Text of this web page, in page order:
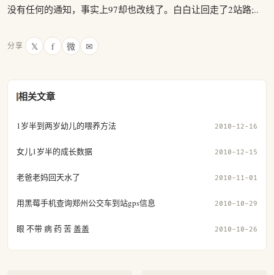
没有任何的通知，事实上97却也改线了。白白让回走了2站路;..
分享 𝕏 f 微 ✉
相关文章
1岁半到两岁幼儿的喂养方法 2010-12-16
女儿1岁半的成长数据 2010-12-15
老爸老妈回天水了 2010-11-01
用黑莓手机查询郑州公交车到站gps信息 2010-10-29
眼 不带 病 药 苦 盖盖 2010-10-26